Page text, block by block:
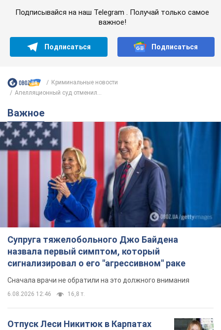
Подписывайся на наш Telegram . Получай только самое
важное!
Подписаться Подписаться
Криминальные новости
Апелляционный суд отменил...
Важное
Супруга тяжелобольного Джо Байдена
назвала первый симптом, который
сигнализировал о его "агрессивном" раке
Сначала врачи не обратили на это должного внимания
6.08.2026 12:46 16,8 т.
Отпуск Леси Никитюк в Карпатах